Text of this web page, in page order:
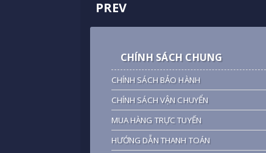
PREV
CHÍNH SÁCH CHUNG
CHÍNH SÁCH BẢO HÀNH
CHÍNH SÁCH VẬN CHUYỂN
MUA HÀNG TRỰC TUYẾN
HƯỚNG DẪN THANH TOÁN